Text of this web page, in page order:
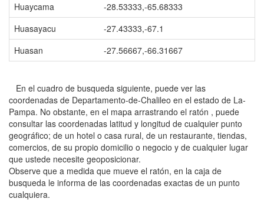
Huaycama
-28.53333,-65.68333
Huasayacu
-27.43333,-67.1
Huasan
-27.56667,-66.31667
En el cuadro de busqueda siguiente, puede ver las
coordenadas de Departamento-de-Chalileo en el estado de La-
Pampa. No obstante, en el mapa arrastrando el ratón , puede
consultar las coordenadas latitud y longitud de cualquier punto
geográfico; de un hotel o casa rural, de un restaurante, tiendas,
comercios, de su propio domicilio o negocio y de cualquier lugar
que ustede necesite geoposicionar.
Observe que a medida que mueve el ratón, en la caja de
busqueda le informa de las coordenadas exactas de un punto
cualquiera.